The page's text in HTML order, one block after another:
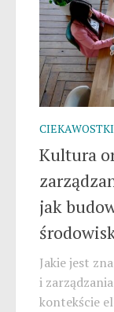
CIEKAWOSTKI
Kultura
jak
Jakie jest
i
kontekście